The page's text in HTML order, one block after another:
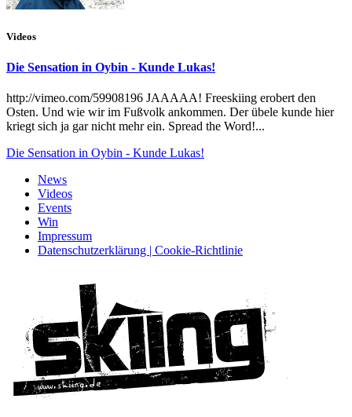
Videos
Die Sensation in Oybin - Kunde Lukas!
http://vimeo.com/59908196 JAAAAA! Freeskiing erobert den
Osten. Und wie wir im Fußvolk ankommen. Der übele kunde hier
kriegt sich ja gar nicht mehr ein. Spread the Word!...
Die Sensation in Oybin - Kunde Lukas!
News
Videos
Events
Win
Impressum
Datenschutzerklärung | Cookie-Richtlinie